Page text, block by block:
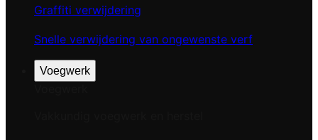
Graffiti verwijdering
Snelle verwijdering van ongewenste verf
Voegwerk